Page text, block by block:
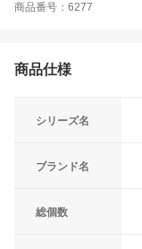
商品番号：6277
商品仕様
シリーズ名
ブランド名
総個数